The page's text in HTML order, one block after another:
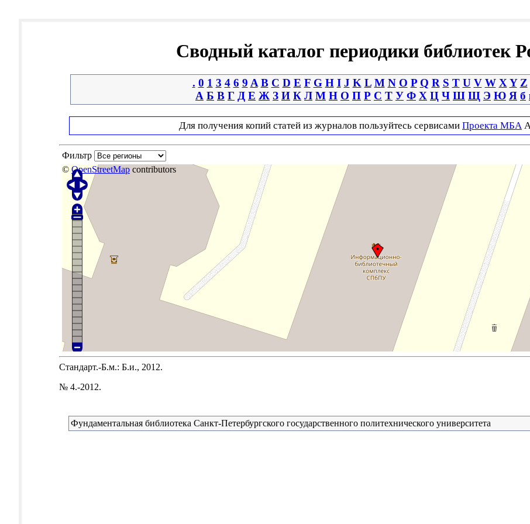
Сводный каталог периодики библиотек
. 0 1 3 4 6 9 A B C D E F G H I J K L M N O P Q R S T U V W X Y Z
А Б В Г Д Е Ж З И К Л М Н О П Р С Т У Ф Х Ц Ч Ш Щ Э Ю Я б
Для получения копий статей из журналов пользуйтесь сервисами Проекта МБА
Фильтр
© OpenStreetMap contributors
Стандарт.-Б.м.: Б.и., 2012.
№ 4.-2012.
Фундаментальная библиотека Санкт-Петербургского государственного политехнического университета